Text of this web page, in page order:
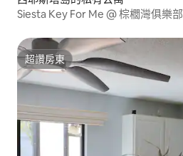
Siesta Key For Me @ 棕櫚灣俱樂部
超讚房東
超讚房東